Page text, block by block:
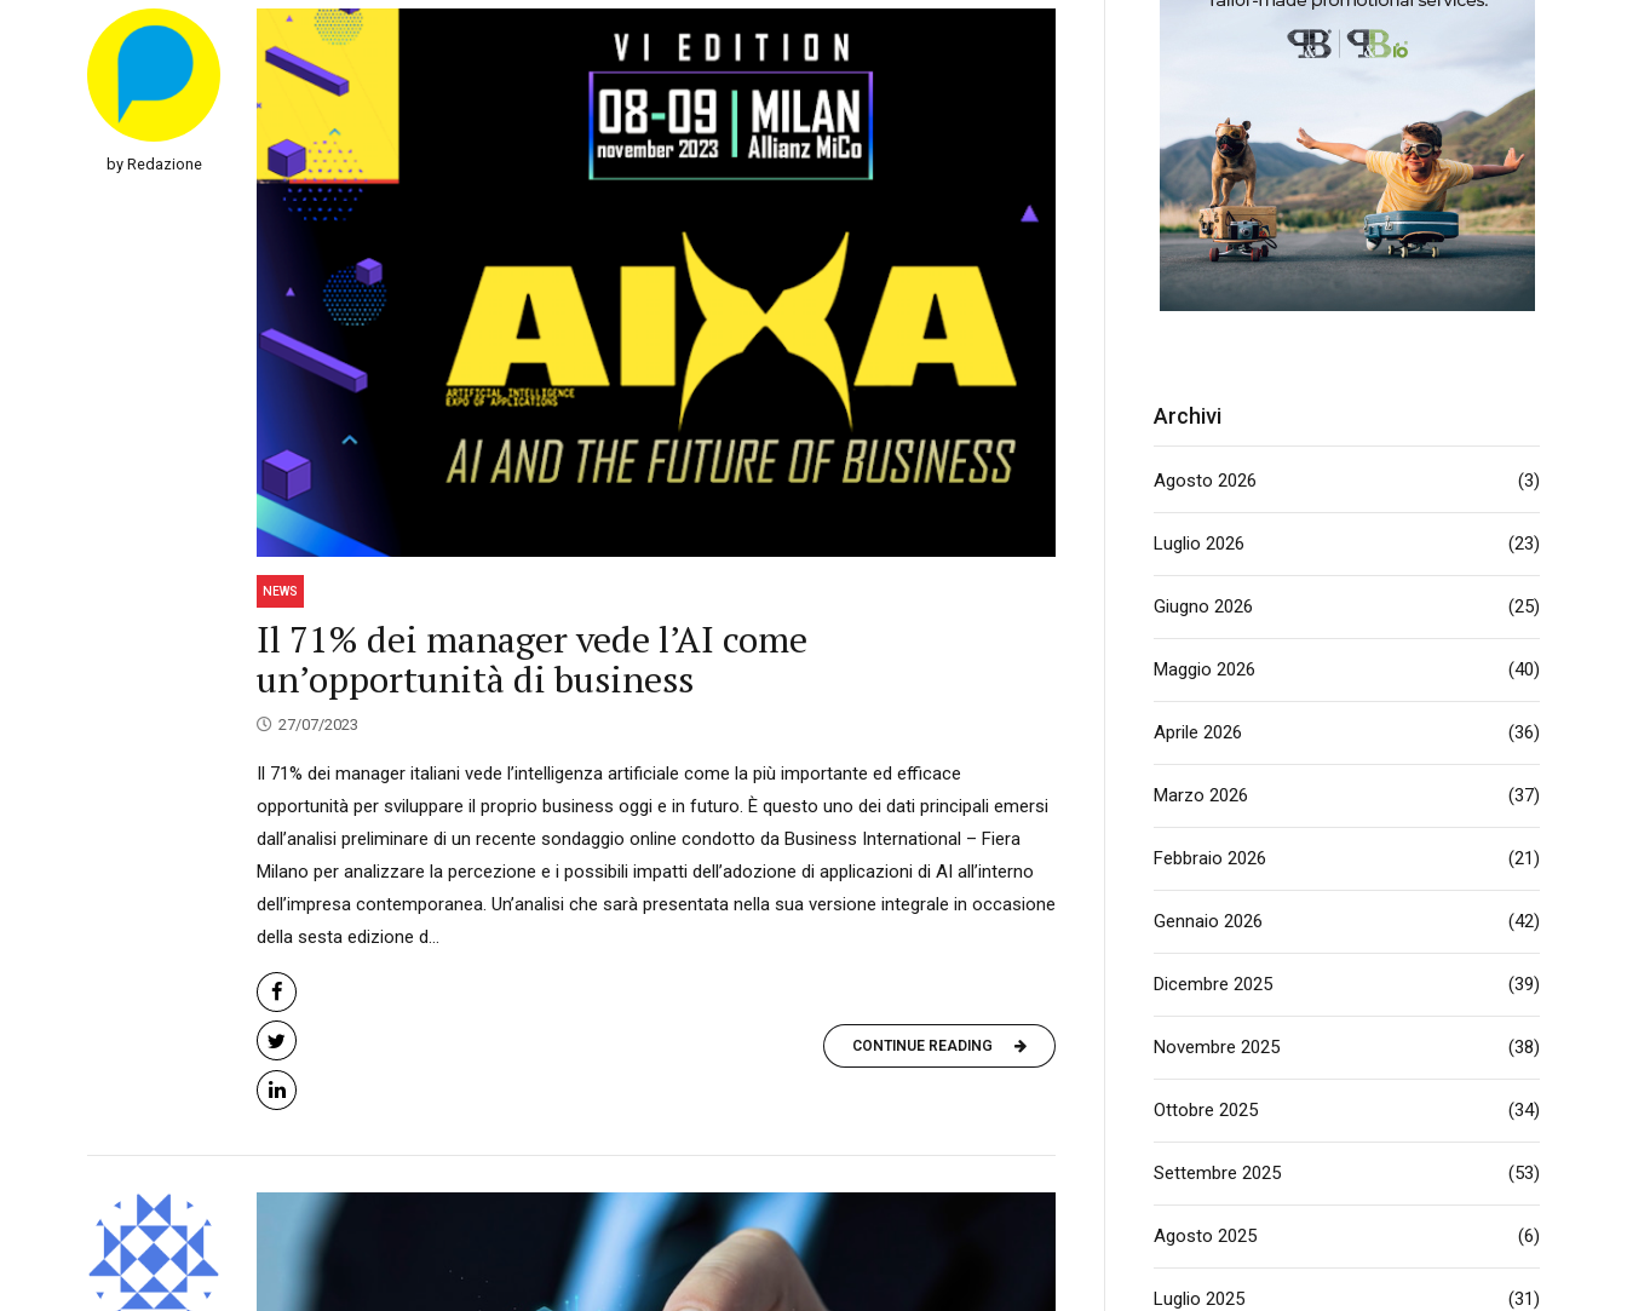
by Redazione
NEWS
Il 71% dei manager vede l’AI come
un’opportunità di business
27/07/2023
Il 71% dei manager italiani vede l’intelligenza artificiale come la più importante ed efficace
opportunità per sviluppare il proprio business oggi e in futuro. È questo uno dei dati principali emersi
dall’analisi preliminare di un recente sondaggio online condotto da Business International – Fiera
Milano per analizzare la percezione e i possibili impatti dell’adozione di applicazioni di AI all’interno
dell’impresa contemporanea. Un’analisi che sarà presentata nella sua versione integrale in occasione
della sesta edizione d...
CONTINUE READING
Archivi
Agosto 2026 (3)
Luglio 2026 (23)
Giugno 2026 (25)
Maggio 2026 (40)
Aprile 2026 (36)
Marzo 2026 (37)
Febbraio 2026 (21)
Gennaio 2026 (42)
Dicembre 2025 (39)
Novembre 2025 (38)
Ottobre 2025 (34)
Settembre 2025 (53)
Agosto 2025 (6)
Luglio 2025 (31)